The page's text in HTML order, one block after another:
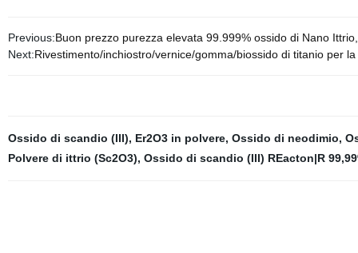
Previous:Buon prezzo purezza elevata 99.999% ossido di Nano
Next:Rivestimento/inchiostro/vernice/gomma/biossido di titanio per
Ossido di scandio (III), Er2O3 in polvere, Ossido di neodimio,
Polvere di ittrio (Sc2O3), Ossido di scandio (III) REacton|R